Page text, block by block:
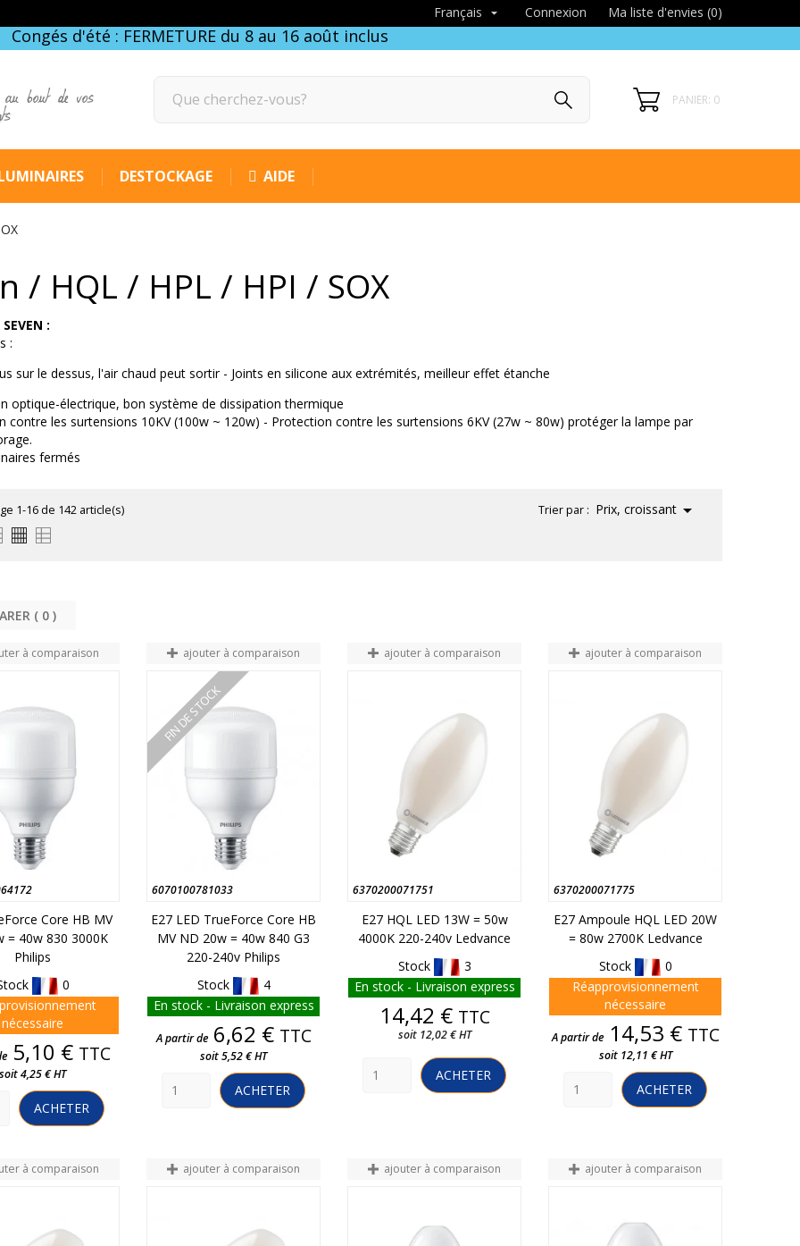
Français  Connexion Ma liste d'envies (0)
Congés d'été : FERMETURE du 8 au 16 août inclus
bout de vos PANIER: 0
DESTOCKAGE AIDE
/ HQL / HPL / HPI / SOX
:
:
sur le dessus, l'air chaud peut sortir - Joints en silicone aux extrémités, meilleur effet étanche
optique-électrique, bon système de dissipation thermique
contre les surtensions 10KV (100w ~ 120w) - Protection contre les surtensions 6KV (27w ~ 80w) protéger la lampe par
fermés
1-16 de 142 article(s) Trier par : Prix, croissant 
COMPARER ( 0
à comparaison
Core HB MV
= 40w 830 3000K
Philips
0
nécessaire
Prix
5,10 € TTC
soit 4,25 € HT
ACHETER
ajouter à comparaison
6070100781033
FIN DE STOCK
E27 LED TrueForce Core HB
MV ND 20w = 40w 840 G3
220-240v Philips
Stock
4
En stock - Livraison express
Prix
A partir de 6,62 € TTC
soit 5,52 € HT
ACHETER
ajouter à comparaison
6370200071751
E27 HQL LED 13W = 50w
4000K 220-240v Ledvance
Stock
3
En stock - Livraison express
Prix
14,42 € TTC
soit 12,02 € HT
ACHETER
ajouter à comparaison
6370200071775
E27 Ampoule HQL LED 20W
= 80w 2700K Ledvance
Stock
0
Réapprovisionnement
nécessaire
Prix
A partir de 14,53 € TTC
soit 12,11 € HT
ACHETER
à comparaison ajouter à comparaison ajouter à comparaison ajouter à comparaison